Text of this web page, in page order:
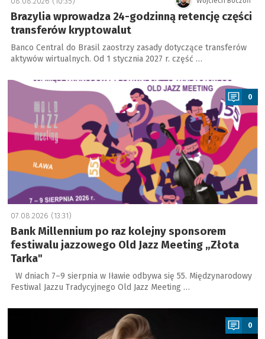
Brazylia wprowadza 24-godzinną retencję części
transferów kryptowalut
Banco Central do Brasil zaostrzy zasady dotyczące transferów
aktywów wirtualnych. Od 1 stycznia 2027 r. część …
a
0
07.08.2026 (13:31)
Bank Millennium po raz kolejny sponsorem
festiwalu jazzowego Old Jazz Meeting „Złota
Tarka"
W dniach 7–9 sierpnia w Iławie odbywa się 55. Międzynarodowy
Festiwal Jazzu Tradycyjnego Old Jazz Meeting …
a
0